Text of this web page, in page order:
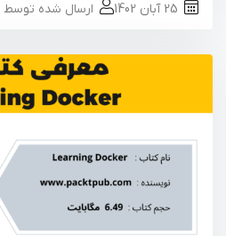
ارسال شده توسط